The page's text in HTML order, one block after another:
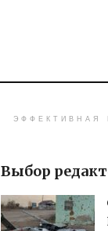
ЭФФЕКТИВНАЯ
Выбор